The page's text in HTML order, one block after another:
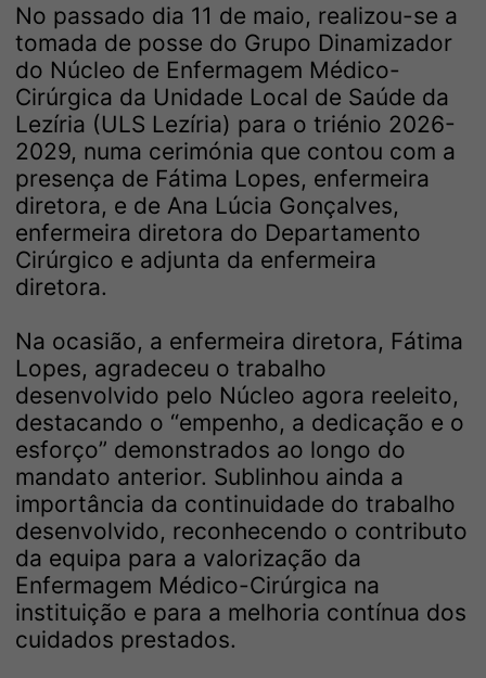
No passado dia 11 de maio, realizou-se a
tomada de posse do Grupo Dinamizador
do Núcleo de Enfermagem Médico-
Cirúrgica da Unidade Local de Saúde da
Lezíria (ULS Lezíria) para o triénio 2026-
2029, numa cerimónia que contou com a
presença de Fátima Lopes, enfermeira
diretora, e de Ana Lúcia Gonçalves,
enfermeira diretora do Departamento
Cirúrgico e adjunta da enfermeira
diretora.
Na ocasião, a enfermeira diretora, Fátima
Lopes, agradeceu o trabalho
desenvolvido pelo Núcleo agora reeleito,
destacando o “empenho, a dedicação e o
esforço” demonstrados ao longo do
mandato anterior. Sublinhou ainda a
importância da continuidade do trabalho
desenvolvido, reconhecendo o contributo
da equipa para a valorização da
Enfermagem Médico-Cirúrgica na
instituição e para a melhoria contínua dos
cuidados prestados.